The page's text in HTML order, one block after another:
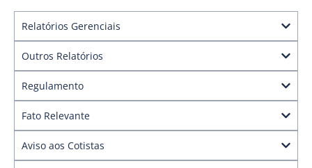
Relatórios Gerenciais
Outros Relatórios
Regulamento
Fato Relevante
Aviso aos Cotistas